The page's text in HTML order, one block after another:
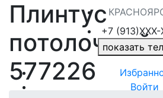
+7
показать
Войти
Плинтус
577226